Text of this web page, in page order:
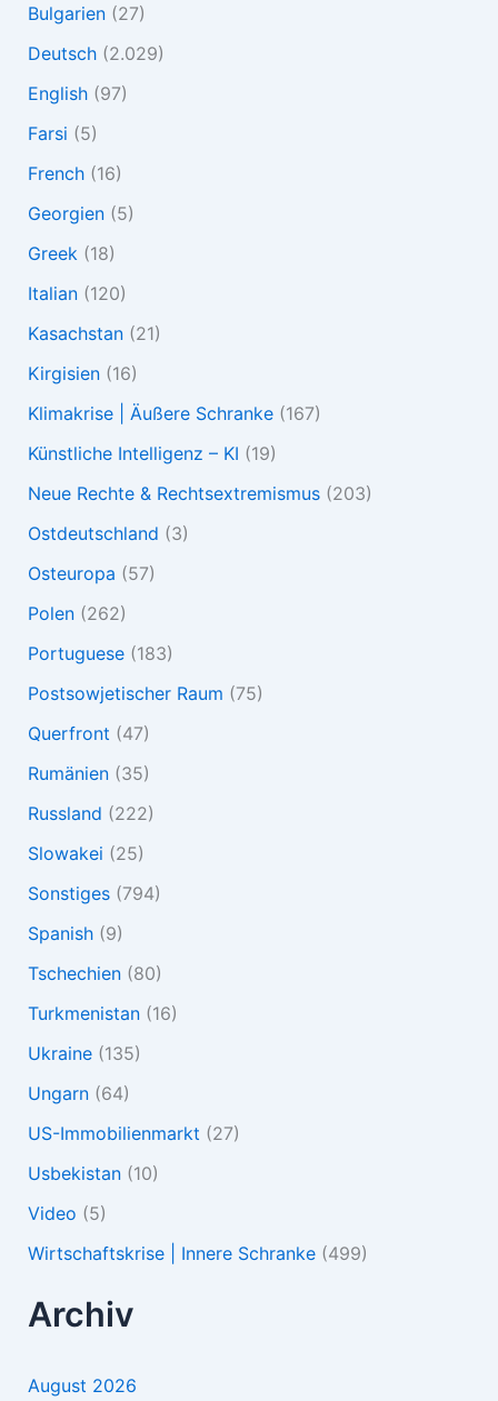
Bulgarien(27)
Deutsch(2.029)
English(97)
Farsi (5)
French(16)
Georgien(5)
Greek (18)
Italian(120)
Kasachstan(21)
Kirgisien(16)
Klimakrise | Äußere Schranke(167)
Künstliche Intelligenz – KI (19)
Neue Rechte & Rechtsextremismus(203)
Ostdeutschland (3)
Osteuropa (57)
Polen(262)
Portuguese(183)
Postsowjetischer Raum (75)
Querfront (47)
Rumänien(35)
Russland (222)
Slowakei (25)
Sonstiges(794)
Spanish(9)
Tschechien(80)
Turkmenistan(16)
Ukraine(135)
Ungarn(64)
US-Immobilienmarkt (27)
Usbekistan(10)
Video (5)
Wirtschaftskrise | Innere Schranke(499)
Archiv
August 2026